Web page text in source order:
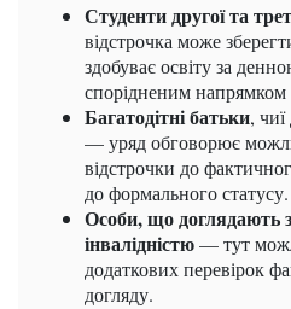
Студенти другої та
відстрочка може
здобуває освіту за
спорідненим
Багатодітні батьки,
— уряд обговорює
відстрочки до
до формального статусу.
Особи, що доглядають
інвалідністю— тут
додаткових перевірок
догляду.